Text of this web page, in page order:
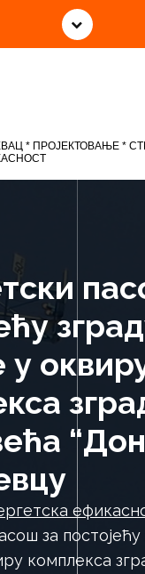
* ПРОЈЕКТОВАЊЕ *
у
за постојећу
комплекса